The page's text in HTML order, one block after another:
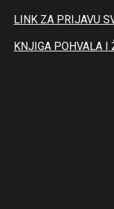
LINK ZA PRIJAVU
KNJIGA POHVALA I